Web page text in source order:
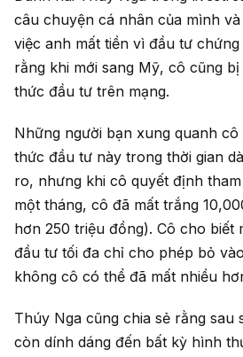
câu chuyện cá nhân của mình
việc anh mất tiền vì đầu tư
rằng khi mới sang Mỹ, cô cũng
thức đầu tư trên mạng.
Những người bạn xung quanh
thức đầu tư này trong thời gian
ro, nhưng khi cô quyết định
một tháng, cô đã mất trắng
hơn 250 triệu đồng). Cô cho biết
đầu tư tối đa chỉ cho phép bỏ
không cô có thể đã mất nhiều
Thúy Nga cũng chia sẻ rằng
còn dính dáng đến bất kỳ hình